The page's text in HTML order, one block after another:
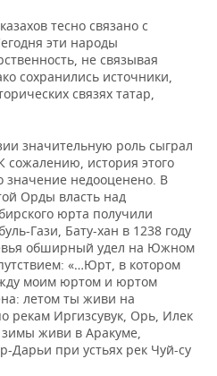
тесно связано с
эти народы
не связывая
сохранились источники,
связях татар,
значительную роль сыграл
сожалению, история этого
значение недооценено. В
Орды власть над
юрта получили
Гази, Бату-хан в 1238 году
обширный удел на Южном
«…Юрт, в котором
моим юртом и юртом
летом ты живи на
рекам Иргизсувук, Орь, Илек
живи в Аракуме,
Дарьи при устьях рек Чуй-су